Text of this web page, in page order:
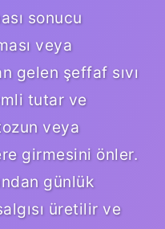
sonucu
veya
gelen şeffaf sıvı
tutar ve
veya
girmesini önler.
günlük
üretilir ve